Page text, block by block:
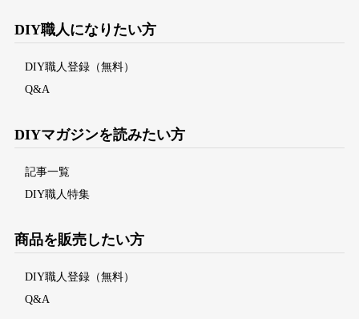
DIY職人になりたい方
DIY職人登録（無料）
Q&A
DIYマガジンを読みたい方
記事一覧
DIY職人特集
商品を販売したい方
DIY職人登録（無料）
Q&A